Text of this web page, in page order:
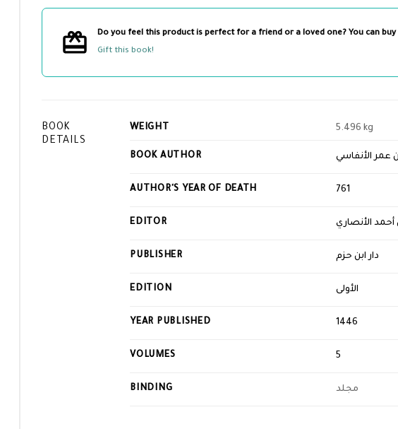
Do you feel this product is perfect for a friend or a loved one? You can
Gift this book!
BOOK
DETAILS
WEIGHT 5.496 kg
BOOK AUTHOR عمر الأنفاسي
AUTHOR'S YEAR OF DEATH 761
EDITOR أحمد الأنصاري
PUBLISHER دار ابن حزم
EDITION الأولى
YEAR PUBLISHED 1446
VOLUMES 5
BINDING مجلد